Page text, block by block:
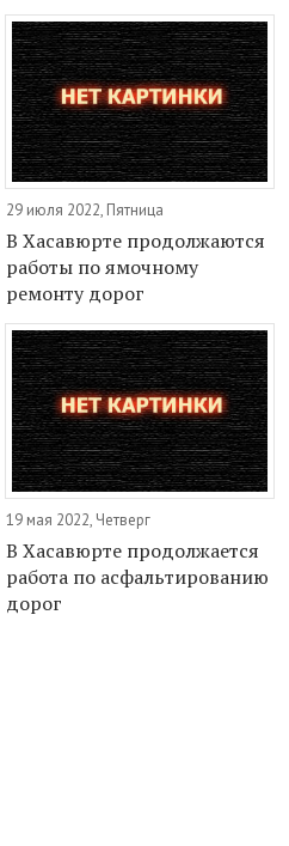
29 июля 2022, Пятница
В Хасавюрте продолжаются
работы по ямочному
ремонту дорог
19 мая 2022, Четверг
В Хасавюрте продолжается
работа по асфальтированию
дорог